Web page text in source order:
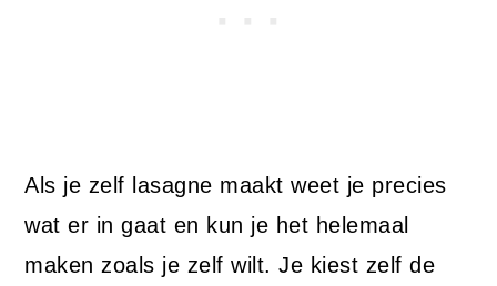
Als je zelf lasagne maakt weet je precies
wat er in gaat en kun je het helemaal
maken zoals je zelf wilt. Je kiest zelf de